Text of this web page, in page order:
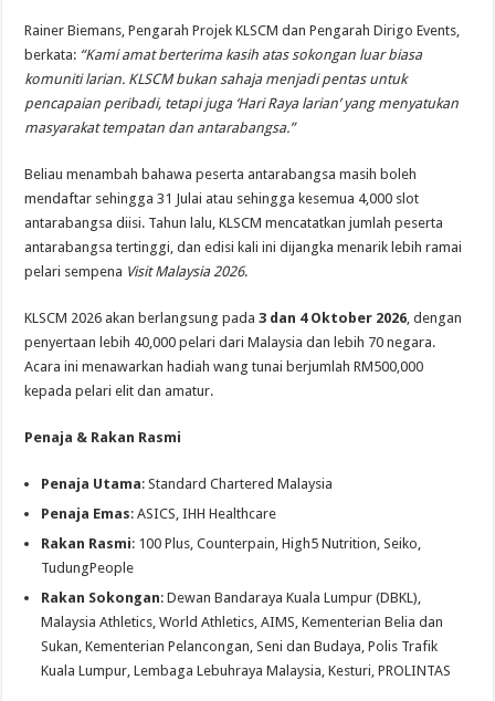
Rainer Biemans, Pengarah Projek KLSCM dan Pengarah Dirigo Events,
berkata: “Kami amat berterima kasih atas sokongan luar biasa
komuniti larian. KLSCM bukan sahaja menjadi pentas untuk
pencapaian peribadi, tetapi juga ‘Hari Raya larian’ yang menyatukan
masyarakat tempatan dan antarabangsa.”
Beliau menambah bahawa peserta antarabangsa masih boleh
mendaftar sehingga 31 Julai atau sehingga kesemua 4,000 slot
antarabangsa diisi. Tahun lalu, KLSCM mencatatkan jumlah peserta
antarabangsa tertinggi, dan edisi kali ini dijangka menarik lebih ramai
pelari sempena Visit Malaysia 2026.
KLSCM 2026 akan berlangsung pada3 dan 4 Oktober 2026 , dengan
penyertaan lebih 40,000 pelari dari Malaysia dan lebih 70 negara.
Acara ini menawarkan hadiah wang tunai berjumlah RM500,000
kepada pelari elit dan amatur.
Penaja & Rakan Rasmi
Penaja Utama: Standard Chartered Malaysia
Penaja Emas: ASICS, IHH Healthcare
Rakan Rasmi: 100 Plus, Counterpain, High5 Nutrition, Seiko,
TudungPeople
Rakan Sokongan: Dewan Bandaraya Kuala Lumpur (DBKL),
Malaysia Athletics, World Athletics, AIMS, Kementerian Belia dan
Sukan, Kementerian Pelancongan, Seni dan Budaya, Polis Trafik
Kuala Lumpur, Lembaga Lebuhraya Malaysia, Kesturi, PROLINTAS